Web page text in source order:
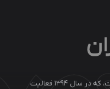
فونت ایران یک فروشگاه فونت فارسی است، که در سال ۱۳۹۴ فعالیت